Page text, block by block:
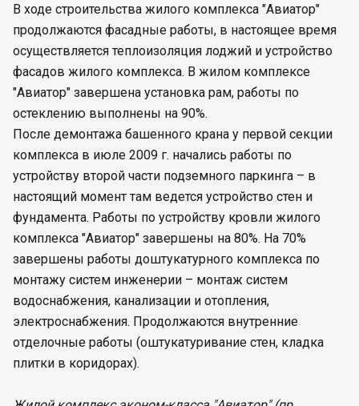
В ходе строительства жилого комплекса "Авиатор"
продолжаются фасадные работы, в настоящее время
осуществляется теплоизоляция лоджий и устройство
фасадов жилого комплекса. В жилом комплексе
"Авиатор" завершена установка рам, работы по
остеклению выполнены на 90%.
После демонтажа башенного крана у первой секции
комплекса в июле 2009 г. начались работы по
устройству второй части подземного паркинга – в
настоящий момент там ведется устройство стен и
фундамента. Работы по устройству кровли жилого
комплекса "Авиатор" завершены на 80%. На 70%
завершены работы доштукатурного комплекса по
монтажу систем инженерии – монтаж систем
водоснабжения, канализации и отопления,
электроснабжения. Продолжаются внутренние
отделочные работы (оштукатуривание стен, кладка
плитки в коридорах).